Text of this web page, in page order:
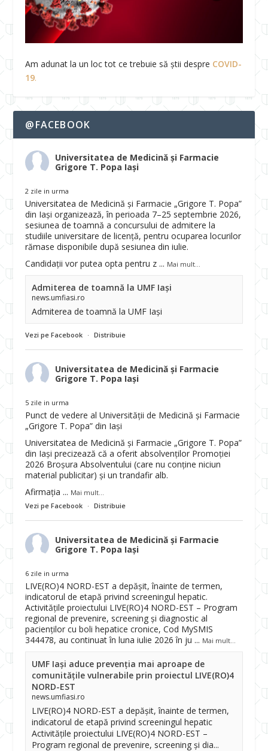
Am adunat la un loc tot ce trebuie să știi despre COVID-
19.
@FACEBOOK
Universitatea de Medicină și Farmacie
Grigore T. Popa Iași
2 zile in urma
Universitatea de Medicină și Farmacie „Grigore T. Popa”
din Iași organizează, în perioada 7–25 septembrie 2026,
sesiunea de toamnă a concursului de admitere la
studiile universitare de licență, pentru ocuparea locurilor
rămase disponibile după sesiunea din iulie.
Candidații vor putea opta pentru z ... Mai mult...
Admiterea de toamnă la UMF Iași
news.umfiasi.ro
Admiterea de toamnă la UMF Iași
Vezi pe Facebook · Distribuie
Universitatea de Medicină și Farmacie
Grigore T. Popa Iași
5 zile in urma
Punct de vedere al Universității de Medicină și Farmacie
„Grigore T. Popa” din Iași
Universitatea de Medicină și Farmacie „Grigore T. Popa”
din Iași precizează că a oferit absolvenților Promoției
2026 Broșura Absolventului (care nu conține niciun
material publicitar) și un trandafir alb.
Afirmația ... Mai mult...
Vezi pe Facebook · Distribuie
Universitatea de Medicină și Farmacie
Grigore T. Popa Iași
6 zile in urma
LIVE(RO)4 NORD-EST a depășit, înainte de termen,
indicatorul de etapă privind screeningul hepatic.
Activitățile proiectului LIVE(RO)4 NORD-EST – Program
regional de prevenire, screening și diagnostic al
pacienților cu boli hepatice cronice, Cod MySMIS
344478, au continuat în luna iulie 2026 în ju ... Mai mult...
UMF Iași aduce prevenția mai aproape de
comunitățile vulnerabile prin proiectul LIVE(RO)4
NORD-EST
news.umfiasi.ro
LIVE(RO)4 NORD-EST a depășit, înainte de termen,
indicatorul de etapă privind screeningul hepatic
Activitățile proiectului LIVE(RO)4 NORD-EST –
Program regional de prevenire, screening și dia...